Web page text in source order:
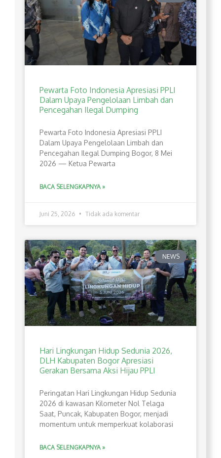
Pewarta Foto Indonesia Apresiasi PPLI
Dalam Upaya Pengelolaan Limbah dan
Pencegahan Ilegal Dumping
Pewarta Foto Indonesia Apresiasi PPLI
Dalam Upaya Pengelolaan Limbah dan
Pencegahan Ilegal Dumping Bogor, 8 Mei
2026 — Ketua Pewarta
BACA SELENGKAPNYA »
Juni 25, 2026 Tidak ada komentar
NEWS
Hari Lingkungan Hidup Sedunia 2026,
DLH Kabupaten Bogor Apresiasi
Gerakan Bersama Aksi Hijau PPLI
Peringatan Hari Lingkungan Hidup Sedunia
2026 di kawasan Kilometer Nol Telaga
Saat, Puncak, Kabupaten Bogor, menjadi
momentum untuk memperkuat kolaborasi
BACA SELENGKAPNYA »